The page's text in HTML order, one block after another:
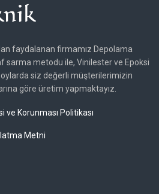
faydalanan firmamız Depolama
sarma metodu ile, Vinilester ve Epoksi
siz değerli müşterilerimizin
göre üretim yapmaktayız.
ve Korunması Politikası
Metni